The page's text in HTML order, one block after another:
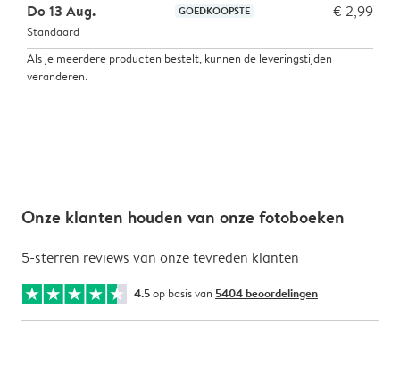
Do 13 Aug.
GOEDKOOPSTE € 2,99
Standaard
Als je meerdere producten bestelt, kunnen de leveringstijden
veranderen.
Onze klanten houden van onze fotoboeken
5-sterren reviews van onze tevreden klanten
4.5op basis van 5404 beoordelingen